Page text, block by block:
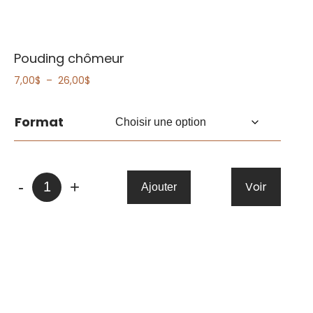
Pouding chômeur
7,00$ – 26,00$
7,00$
Format
- quantité
de
+ Ajouter Voir